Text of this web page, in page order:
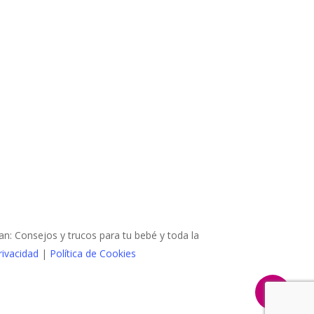
Consejos y trucos para tu bebé y toda la
| Política de Cookies